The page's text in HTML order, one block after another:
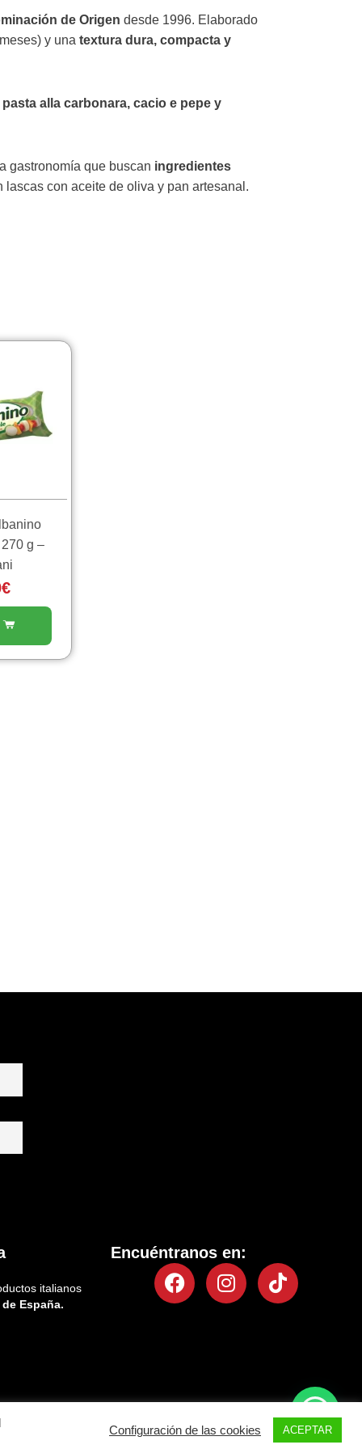
de Origen desde 1996. Elaborado
y una textura dura, compacta y
pasta alla carbonara, cacio e pepe y
gastronomía que buscan ingredientes
con aceite de oliva y pan artesanal.
270 g –
€
italianos
España.
Encuéntranos en:
FacebookInstagram
Tiktok
Política de privacidad Política de cookies
Configuración de las cookies ACEPTAR